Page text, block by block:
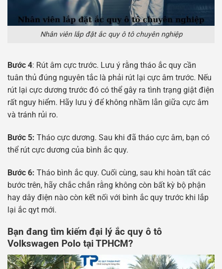
Nhân viên lắp đặt ắc quy ô tô chuyên nghiệp
Bước 4: Rút âm cực trước. Lưu ý rằng tháo ắc quy cần
tuân thủ đúng nguyên tắc là phải rút lại cực âm trước. Nếu
rút lại cực dương trước đó có thể gây ra tình trạng giật điện
rất nguy hiểm. Hãy lưu ý để không nhầm lẫn giữa cực âm
và tránh rủi ro.
Bước 5: Tháo cực dương. Sau khi đã tháo cực âm, bạn có
thể rút cực dương của bình ắc quy.
Bước 6: Tháo bình ắc quy. Cuối cùng, sau khi hoàn tất các
bước trên, hãy chắc chắn rằng không còn bất kỳ bộ phận
hay dây điện nào còn kết nối với bình ắc quy trước khi lắp
lại ắc qyt mới.
Bạn đang tìm kiếm đại lý ắc quy ô tô
Volkswagen Polo tại TPHCM?